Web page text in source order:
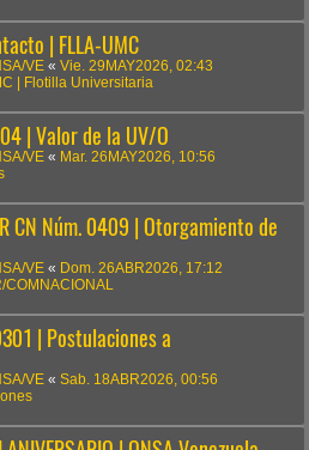
| FLLA-UMC
VE « Vie. 29MAY2026, 02:43
| Flotilla Universitaria
| Valor de la UV/O
VE « Mar. 26MAY2026, 10:56
CN Núm. 0409 | Otorgamiento de
VE « Dom. 26ABR2026, 17:12
COMNACIONAL
| Postulaciones a
VE « Sab. 18ABR2026, 00:56